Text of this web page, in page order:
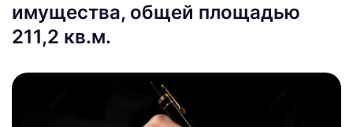
имущества, общей площадью
211,2 кв.м.